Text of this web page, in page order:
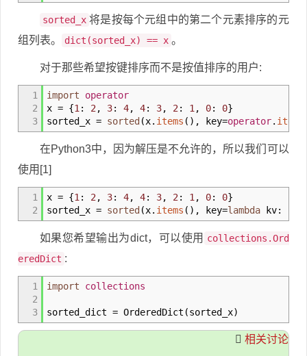
sorted_x 将是按每个元组中的第二个元素排序的元
组列表。
dict(sorted_x) == x 。
对于那些希望按键排序而不是按值排序的用户:
1
2
3
import
operator
x = {1 : 2 , 3: 4, 4: 3, 2 : 1 , 0: 0}
sorted_x = sorted (x. items ( ) , key=operator.
在Python3中，因为解压是不允许的，所以我们可以
使用[1]
1
2
x = {1 : 2 , 3: 4, 4: 3, 2 : 1 , 0: 0}
sorted_x = sorted (x. items ( ) , key=lambda kv: kv
如果您希望输出为dict，可以使用 collections.Ord
eredDict :
1
2
3
import collections
sorted_dict = OrderedDict (sorted_x)
相关讨论